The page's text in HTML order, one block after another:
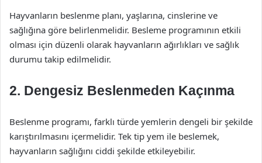
Hayvanların beslenme planı, yaşlarına, cinslerine ve
sağlığına göre belirlenmelidir. Besleme programının etkili
olması için düzenli olarak hayvanların ağırlıkları ve sağlık
durumu takip edilmelidir.
2. Dengesiz Beslenmeden Kaçınma
Beslenme programı, farklı türde yemlerin dengeli bir şekilde
karıştırılmasını içermelidir. Tek tip yem ile beslemek,
hayvanların sağlığını ciddi şekilde etkileyebilir.